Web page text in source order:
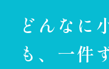
どんなに
も、一件